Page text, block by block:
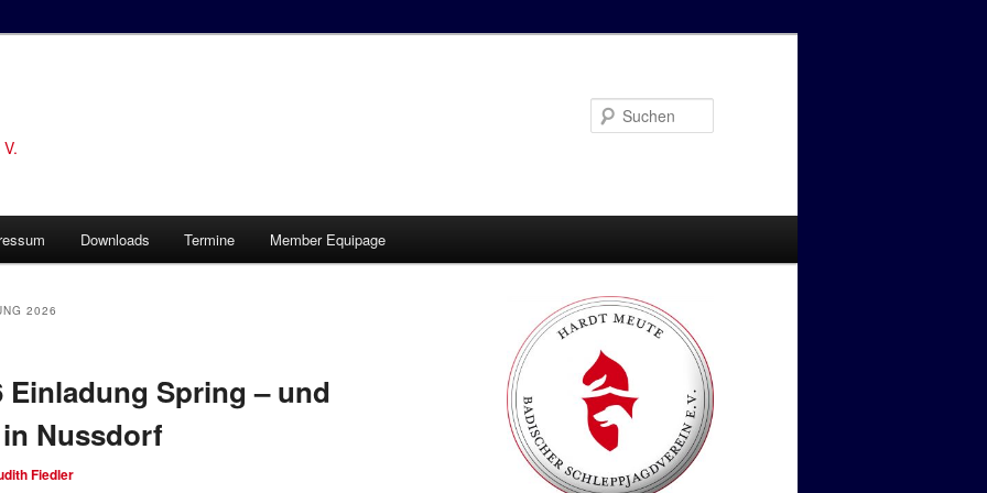
Downloads Termine Member Equipage
2026
Einladung Spring – und
Nussdorf
Fiedler